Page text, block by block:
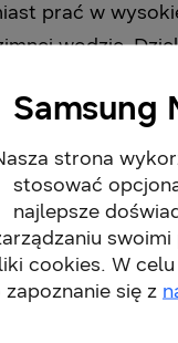
prać w
wodzie.
Jeśli nie
Optymalne
stopnia
komunikuje się
Samsung
strona
stosować
najlepsze
cookies. W
zapoznanie się z